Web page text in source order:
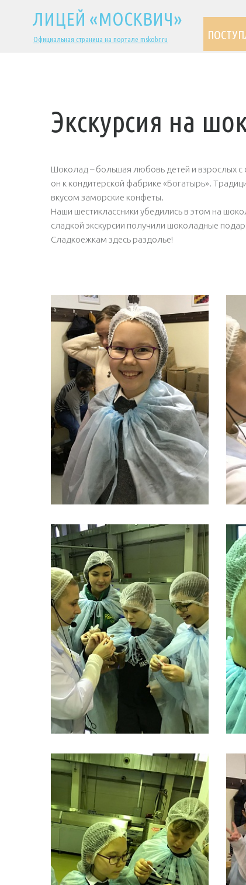
ЛИЦЕЙ «МОСКВИЧ»
Официальная страница на портале mskobr.ru
Экскурсия на
Шоколад – большая любовь детей и взрослых с
он к кондитерской фабрике «Богатырь».
вкусом заморские конфеты.
Наши шестиклассники убедились в этом на
сладкой экскурсии получили шоколадные
Сладкоежкам здесь раздолье!